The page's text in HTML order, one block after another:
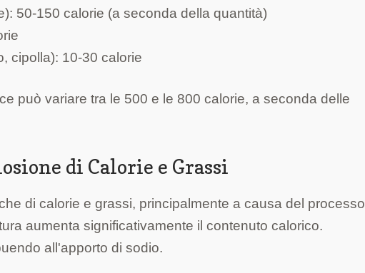
50-150 calorie (a seconda della quantità)
cipolla): 10-30 calorie
può variare tra le 500 e le 800 calorie, a seconda delle
di Calorie e Grassi
di calorie e grassi, principalmente a causa del processo
aumenta significativamente il contenuto calorico.
all'apporto di sodio.